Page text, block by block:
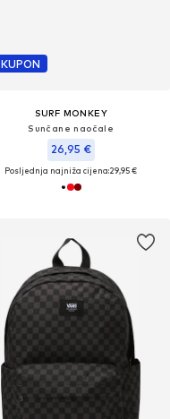
KUPON
SURF MONKEY
Sunčane naočale
26,95 €
Posljednja najniža cijena:29,95 €